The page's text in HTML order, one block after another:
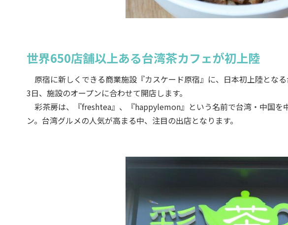
世界650店舗以上ある台湾茶カフェが初上陸
原宿に新しくできる商業施設『カスケード原宿』に、日本初上陸とな
3日、施設のオープンに合わせて開店します。
彩茶房は、『freshtea』、『happylemon』という名前で台湾・中国を
ン。台湾グルメの人気が高まる中、注目の出店となります。